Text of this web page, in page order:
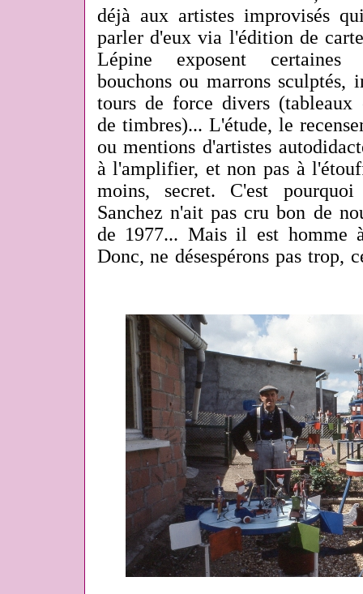
déjà aux artistes improvisés
parler d'eux via l'édition de
Lépine exposent certaines
bouchons ou marrons sculptés,
tours de force divers (tableaux
de timbres)... L'étude, le
ou mentions d'artistes
à l'amplifier, et non pas à
moins, secret. C'est
Sanchez n'ait pas cru bon de
de 1977... Mais il est homme
Donc, ne désespérons pas trop,